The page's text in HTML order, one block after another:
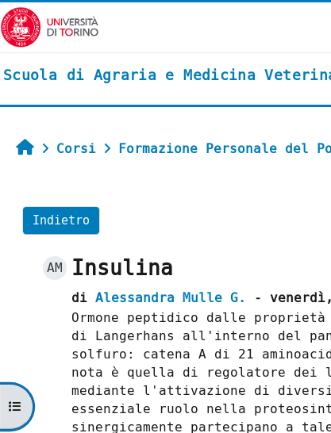
Vai al contenuto principale
Scuola di Agraria e Medicina
Apri indice del corso
Home
Corsi Formazione Personale del
Indietro
AM Insulina
di Alessandra Mulle G.
-
Ormone peptidico dalle
di Langerhans all'interno del
solfuro: catena A di 21
nota è quella di regolatore dei
mediante l'attivazione di
essenziale ruolo nella
sinergicamente partecipano a